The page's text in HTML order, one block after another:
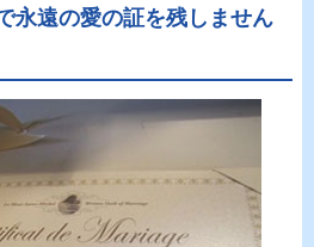
永遠の愛の証を残しません